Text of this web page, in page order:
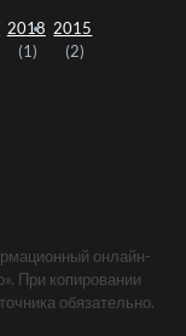
2018
(1)
2015
(2)
онлайн-
При копировании
обязательно.